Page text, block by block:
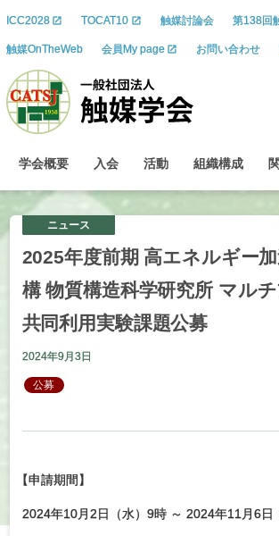
ICC2028 TOCAT10 触媒討論会 第138回
触媒OnTheWeb 会員My page お問い合わせ
学会概要 入会 活動 組織構成
ニュース
2025年度前期 高エネルギー
構 物質構造科学研究所 マル
共同利用実験課題公募
2024年9月3日
公募
【申請期間】
2024年10月2日（水）9時 ～ 2024年11月6日